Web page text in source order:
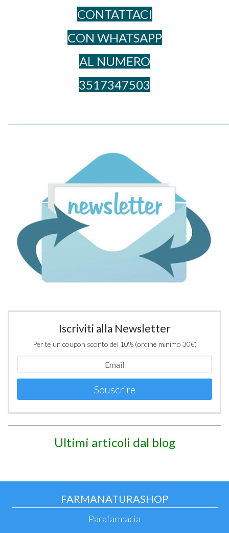
CONTATTACI
CON WHATSAPP
AL NUME​RO
3517347503
Iscriviti alla Newsletter
Per te un coupon sconto del 10% (ordine minimo 30€)
Souscrire
Ultimi articoli dal blog
FARMANATURASHOP
Parafarmacia